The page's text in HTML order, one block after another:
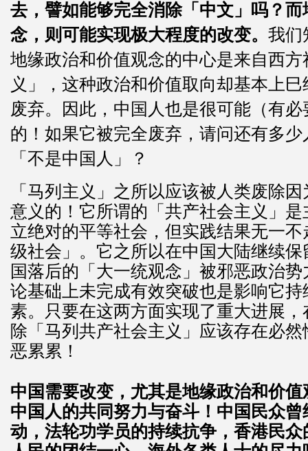
去，譬如能够完全消除「中文」吗？
念，则可能实现极大程度的改变。 我们
地缘政治和价值观念的中心是来自西
义」，这种政治和价值取向却基本上
废弃。因此，中国人也是很可能（有
的！如果它被完全废弃，请问还有多
「不是中国人」？
「马列主义」之所以应该被人类废除
意义的！它所谓的「共产社会主义」
立绝对的平等社会，但实践结果无一
级社会」。它之所以在中国大陆继续
国落后的「大一统观念」被邪恶政治
论基础上未完成有效突破也是影响它
素。只要在这两方面实现了重大进展
除「马列共产社会主义」应该存在必
恶累累！
中国需要改变，尤其是地缘政治和价
中国人的共同努力与奋斗！中国民众曾
动，法轮功学员的持续抗争，香港民